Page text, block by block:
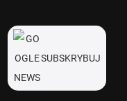
SUBSKRYBUJ